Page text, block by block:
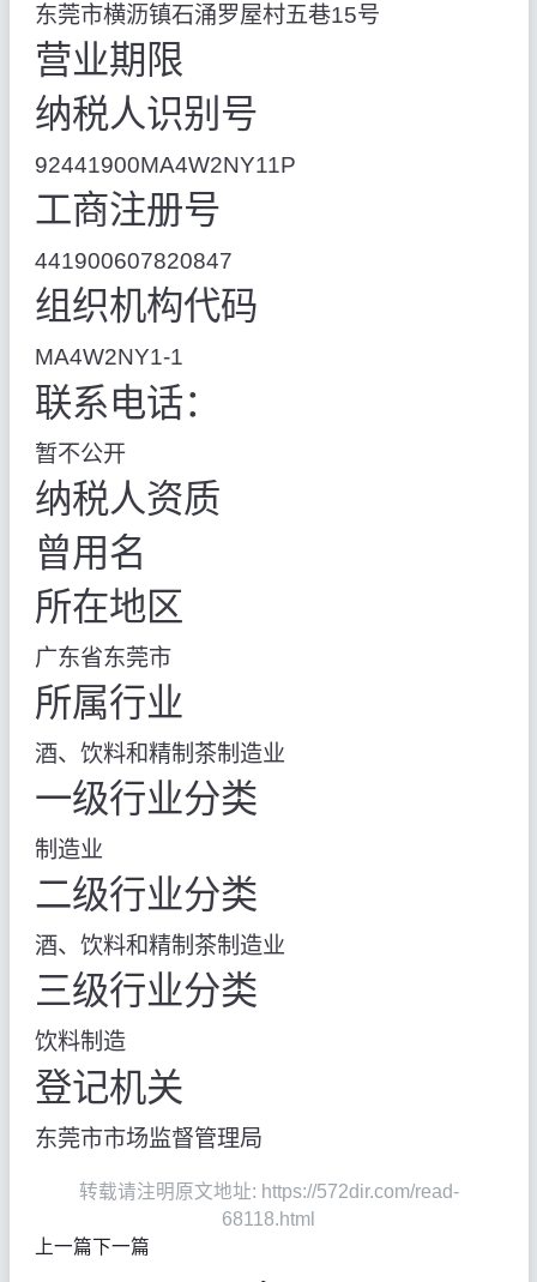
东莞市横沥镇石涌罗屋村五巷15号
营业期限
纳税人识别号
92441900MA4W2NY11P
工商注册号
441900607820847
组织机构代码
MA4W2NY1-1
联系电话：
暂不公开
纳税人资质
曾用名
所在地区
广东省东莞市
所属行业
酒、饮料和精制茶制造业
一级行业分类
制造业
二级行业分类
酒、饮料和精制茶制造业
三级行业分类
饮料制造
登记机关
东莞市市场监督管理局
转载请注明原文地址: https://572dir.com/read-
68118.html
上一篇下一篇